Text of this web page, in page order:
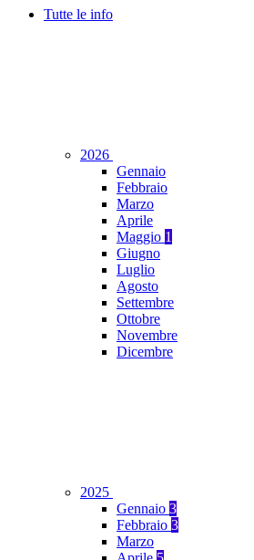
Tutte le info
2026
Gennaio
Febbraio
Marzo
Aprile
Maggio 1
Giugno
Luglio
Agosto
Settembre
Ottobre
Novembre
Dicembre
2025
Gennaio 3
Febbraio 3
Marzo